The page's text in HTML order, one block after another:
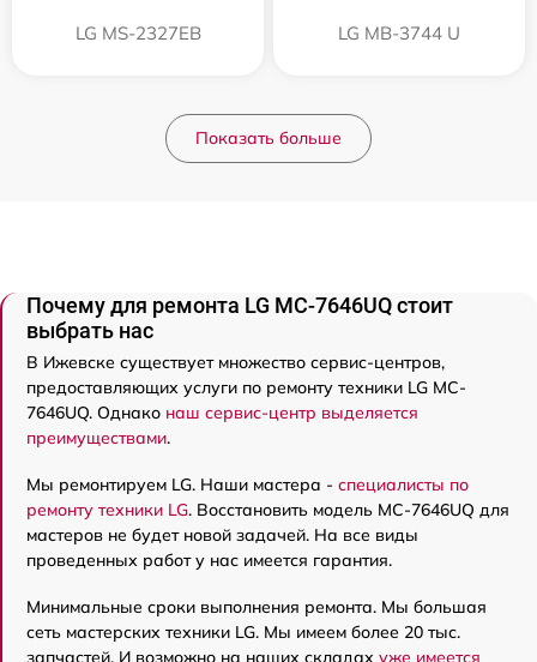
LG MS-2327EB LG MB-3744 U
Показать больше
Почему для ремонта LG MC-7646UQ стоит
выбрать нас
В Ижевске существует множество сервис-центров,
предоставляющих услуги по ремонту техники LG MC-
7646UQ. Однако наш сервис-центр выделяется
преимуществами.
Мы ремонтируем LG. Наши мастера - специалисты по
ремонту техники LG. Восстановить модель MC-7646UQ для
мастеров не будет новой задачей. На все виды
проведенных работ у нас имеется гарантия.
Минимальные сроки выполнения ремонта. Мы большая
сеть мастерских техники LG. Мы имеем более 20 тыс.
запчастей. И возможно на наших складах уже имеется